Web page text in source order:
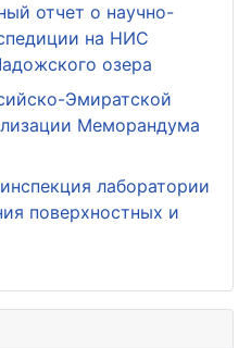
отчет о научно-
на НИС
озера
Эмиратской
Меморандума
лаборатории
поверхностных и